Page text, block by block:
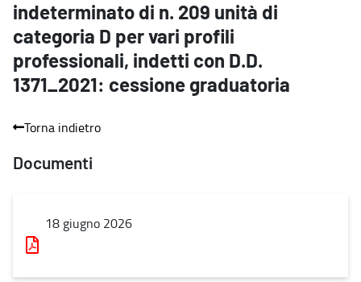
indeterminato di n. 209 unità di
categoria D per vari profili
professionali, indetti con D.D.
1371_2021: cessione graduatoria
Torna indietro
Documenti
18 giugno 2026